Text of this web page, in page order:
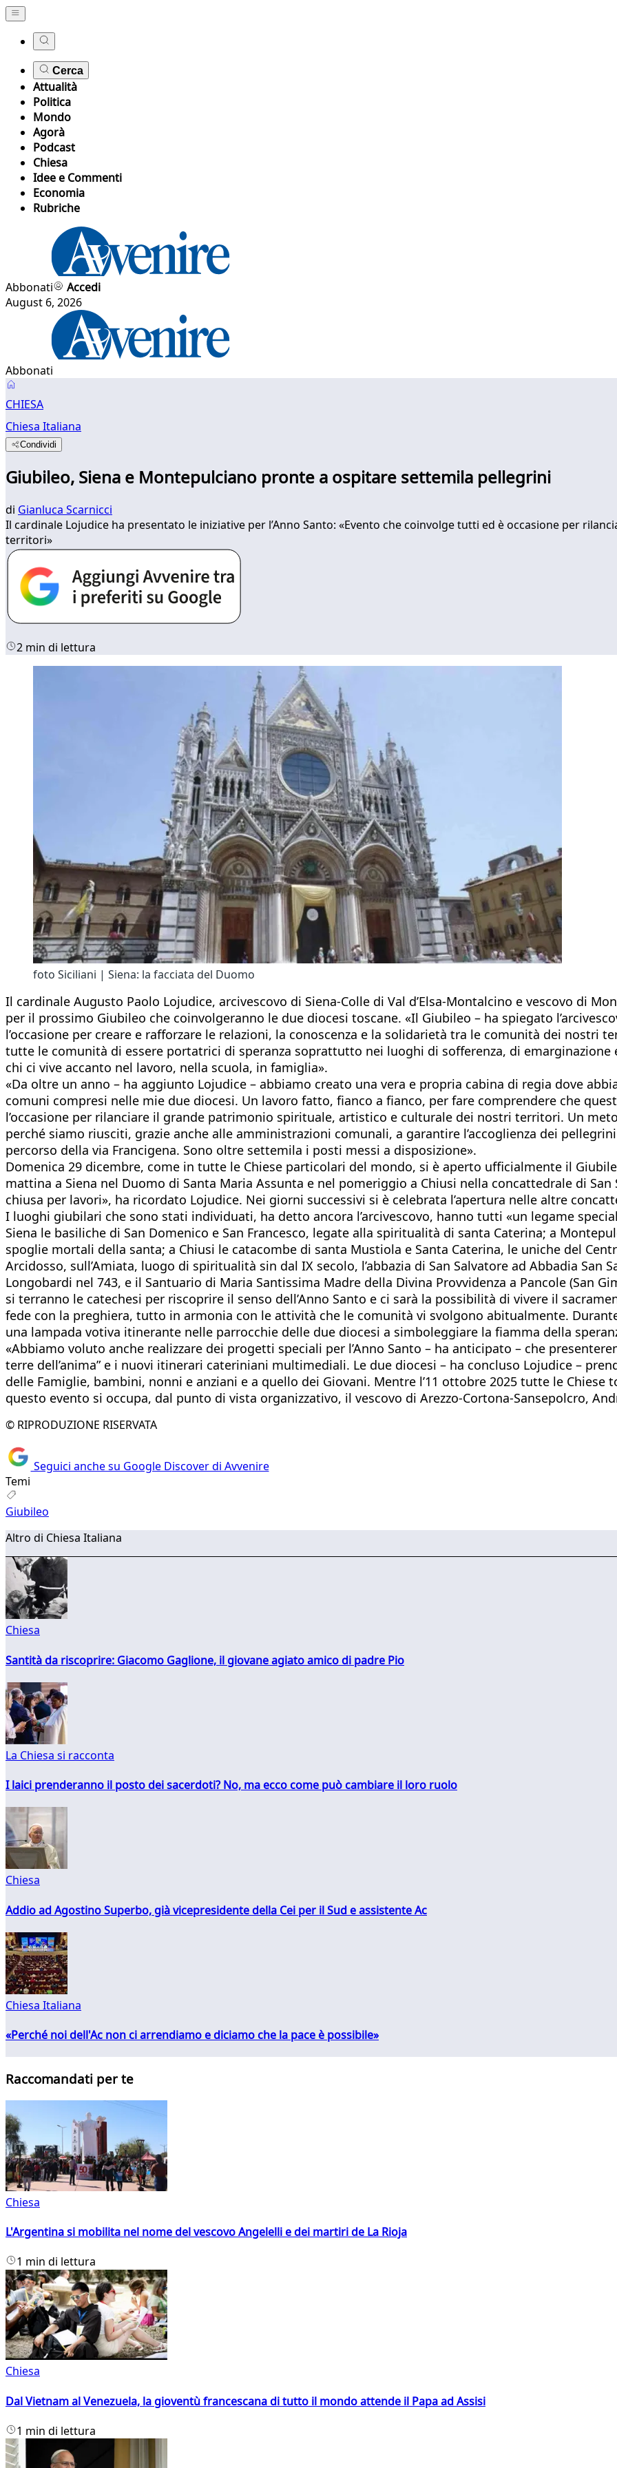
Cerca
Attualità
Politica
Mondo
Agorà
Podcast
Chiesa
Idee e Commenti
Economia
Rubriche
Abbonati
Accedi
August 6, 2026
Abbonati
CHIESA
Chiesa Italiana
Condividi
Giubileo, Siena e Montepulciano pronte a ospitare settemila pellegrini
di Gianluca Scarnicci
Il cardinale Lojudice ha presentato le iniziative per l’Anno Santo: «Evento che coinvolge tutti ed è occasione per
territori»
2 min di lettura
foto Siciliani | Siena: la facciata del Duomo
Il cardinale Augusto Paolo Lojudice, arcivescovo di Siena-Colle di Val d’Elsa-Montalcino e vescovo di
per il prossimo Giubileo che coinvolgeranno le due diocesi toscane. «Il Giubileo – ha spiegato
l’occasione per creare e rafforzare le relazioni, la conoscenza e la solidarietà tra le comunità dei nostri
tutte le comunità di essere portatrici di speranza soprattutto nei luoghi di sofferenza, di
chi ci vive accanto nel lavoro, nella scuola, in famiglia».
«Da oltre un anno – ha aggiunto Lojudice – abbiamo creato una vera e propria cabina di regia dove
comuni compresi nelle mie due diocesi. Un lavoro fatto, fianco a fianco, per fare comprendere che
l’occasione per rilanciare il grande patrimonio spirituale, artistico e culturale dei nostri territori. Un
perché siamo riusciti, grazie anche alle amministrazioni comunali, a garantire l’accoglienza dei
percorso della via Francigena. Sono oltre settemila i posti messi a disposizione».
Domenica 29 dicembre, come in tutte le Chiese particolari del mondo, si è aperto ufficialmente il
mattina a Siena nel Duomo di Santa Maria Assunta e nel pomeriggio a Chiusi nella concattedrale di
chiusa per lavori», ha ricordato Lojudice. Nei giorni successivi si è celebrata l’apertura nelle altre
I luoghi giubilari che sono stati individuati, ha detto ancora l’arcivescovo, hanno tutti «un legame
Siena le basiliche di San Domenico e San Francesco, legate alla spiritualità di santa Caterina; a
spoglie mortali della santa; a Chiusi le catacombe di santa Mustiola e Santa Caterina, le uniche del
Arcidosso, sull’Amiata, luogo di spiritualità sin dal IX secolo, l’abbazia di San Salvatore ad Abbadia San
Longobardi nel 743, e il Santuario di Maria Santissima Madre della Divina Provvidenza a Pancole (San
si terranno le catechesi per riscoprire il senso dell’Anno Santo e ci sarà la possibilità di vivere il
fede con la preghiera, tutto in armonia con le attività che le comunità vi svolgono abitualmente.
una lampada votiva itinerante nelle parrocchie delle due diocesi a simboleggiare la fiamma della
«Abbiamo voluto anche realizzare dei progetti speciali per l’Anno Santo – ha anticipato – che
terre dell’anima” e i nuovi itinerari cateriniani multimediali. Le due diocesi – ha concluso Lojudice –
delle Famiglie, bambini, nonni e anziani e a quello dei Giovani. Mentre l’11 ottobre 2025 tutte le Chiese
questo evento si occupa, dal punto di vista organizzativo, il vescovo di Arezzo-Cortona-Sansepolcro,
© RIPRODUZIONE RISERVATA
Seguici anche su Google Discover di Avvenire
Temi
Giubileo
Altro di Chiesa Italiana
Chiesa
Santità da riscoprire: Giacomo Gaglione, il giovane agiato amico di padre Pio
La Chiesa si racconta
I laici prenderanno il posto dei sacerdoti? No, ma ecco come può cambiare il loro ruolo
Chiesa
Addio ad Agostino Superbo, già vicepresidente della Cei per il Sud e assistente Ac
Chiesa Italiana
«Perché noi dell'Ac non ci arrendiamo e diciamo che la pace è possibile»
Raccomandati per te
Chiesa
L'Argentina si mobilita nel nome del vescovo Angelelli e dei martiri de La Rioja
1 min di lettura
Chiesa
Dal Vietnam al Venezuela, la gioventù francescana di tutto il mondo attende il Papa ad Assisi
1 min di lettura